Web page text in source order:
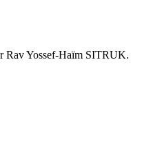
Rav Yossef-Haïm SITRUK.